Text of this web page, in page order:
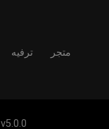
متجر ترفيه
v5.0.0